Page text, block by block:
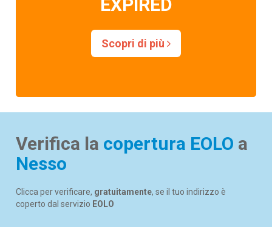
EXPIRED
Scopri di più
Verifica la copertura EOLO a
Nesso
Clicca per verificare, gratuitamente, se il tuo indirizzo è
coperto dal servizio EOLO